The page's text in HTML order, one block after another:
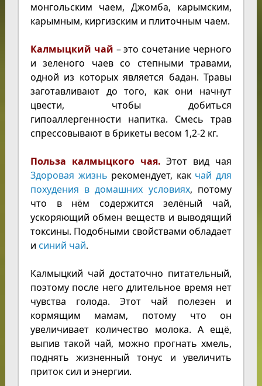
монгольским чаем, Джомба, карымским,
карымным, киргизским и плиточным чаем.
Калмыцкий чай – это сочетание черного
и зеленого чаев со степными травами,
одной из которых является бадан. Травы
заготавливают до того, как они начнут
цвести, чтобы добиться
гипоаллергенности напитка. Смесь трав
спрессовывают в брикеты весом 1,2-2 кг.
Польза калмыцкого чая. Этот вид чая
Здоровая жизнь рекомендует, как чай для
похудения в домашних условиях, потому
что в нём содержится зелёный чай,
ускоряющий обмен веществ и выводящий
токсины. Подобными свойствами обладает
и синий чай.
Калмыцкий чай достаточно питательный,
поэтому после него длительное время нет
чувства голода. Этот чай полезен и
кормящим мамам, потому что он
увеличивает количество молока. А ещё,
выпив такой чай, можно прогнать хмель,
поднять жизненный тонус и увеличить
приток сил и энергии.